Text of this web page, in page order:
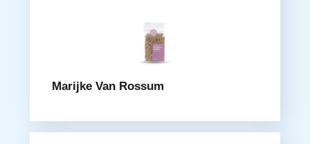
Marijke Van Rossum